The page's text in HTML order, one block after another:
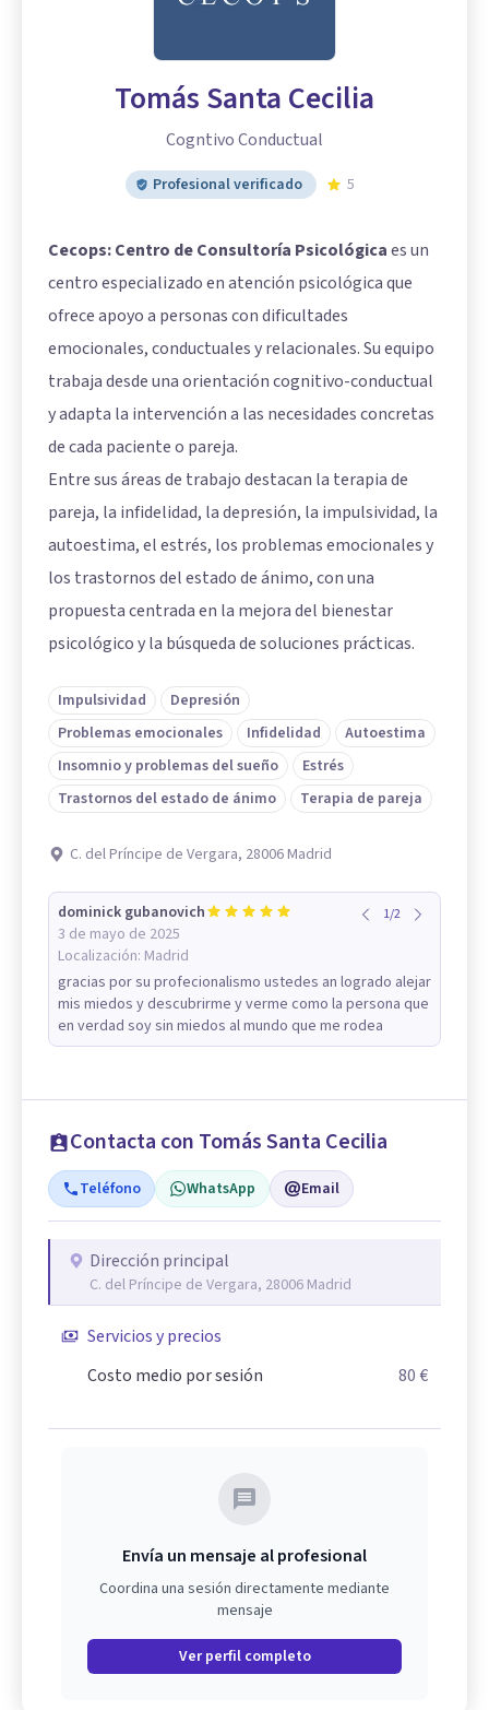
Tomás Santa Cecilia
Cogntivo Conductual
Profesional verificado 5
Cecops: Centro de Consultoría Psicológicaes un
centro especializado en atención psicológica que
ofrece apoyo a personas con dificultades
emocionales, conductuales y relacionales. Su equipo
trabaja desde una orientación cognitivo-conductual
y adapta la intervención a las necesidades concretas
de cada paciente o pareja.
Entre sus áreas de trabajo destacan la terapia de
pareja, la infidelidad, la depresión, la impulsividad, la
autoestima, el estrés, los problemas emocionales y
los trastornos del estado de ánimo, con una
propuesta centrada en la mejora del bienestar
psicológico y la búsqueda de soluciones prácticas.
Impulsividad
Depresión
Problemas emocionales
Infidelidad
Autoestima
Insomnio y problemas del sueño
Estrés
Trastornos del estado de ánimo
Terapia de pareja
C. del Príncipe de Vergara, 28006 Madrid
dominick gubanovich
3 de mayo de 2025
Localización: Madrid
1/2
gracias por su profecionalismo ustedes an logrado alejar
mis miedos y descubrirme y verme como la persona que
en verdad soy sin miedos al mundo que me rodea
Contacta con Tomás Santa Cecilia
Teléfono WhatsApp Email
Dirección principal
C. del Príncipe de Vergara, 28006 Madrid
Servicios y precios
Costo medio por sesión
80 €
Envía un mensaje al profesional
Coordina una sesión directamente mediante
mensaje
Ver perfil completo